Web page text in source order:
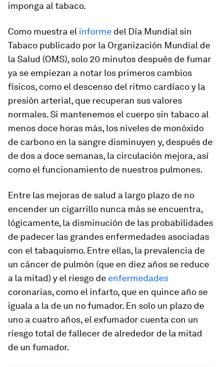
imponga al tabaco.
Como muestra el informe del Día Mundial sin
Tabaco publicado por la Organización Mundial de
la Salud (OMS), solo 20 minutos después de fumar
ya se empiezan a notar los primeros cambios
físicos, como el descenso del ritmo cardíaco y la
presión arterial, que recuperan sus valores
normales. Si mantenemos el cuerpo sin tabaco al
menos doce horas más, los niveles de monóxido
de carbono en la sangre disminuyen y, después de
de dos a doce semanas, la circulación mejora, así
como el funcionamiento de nuestros pulmones.
Entre las mejoras de salud a largo plazo de no
encender un cigarrillo nunca más se encuentra,
lógicamente, la disminución de las probabilidades
de padecer las grandes enfermedades asociadas
con el tabaquismo. Entre ellas, la prevalencia de
un cáncer de pulmón (que en diez años se reduce
a la mitad) y el riesgo de enfermedades
coronarias, como el infarto, que en quince año se
iguala a la de un no fumador. En solo un plazo de
uno a cuatro años, el exfumador cuenta con un
riesgo total de fallecer de alrededor de la mitad
de un fumador.